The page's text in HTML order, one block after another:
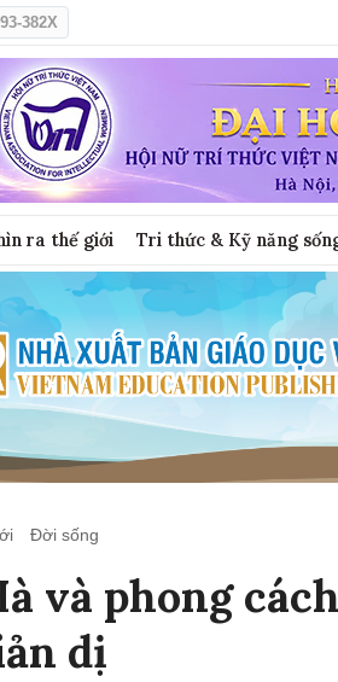
382X
ra thế giới Tri thức & Kỹ năng
Đời sống
và phong cách
dị